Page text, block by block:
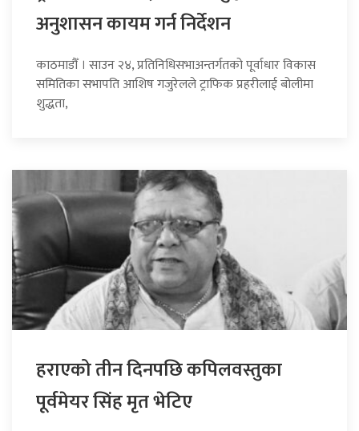
अनुशासन कायम गर्न निर्देशन
काठमाडौँ । साउन २४, प्रतिनिधिसभाअन्तर्गतको पूर्वाधार विकास
समितिका सभापति आशिष गजुरेलले ट्राफिक प्रहरीलाई बोलीमा
शुद्धता,
हराएको तीन दिनपछि कपिलवस्तुका
पूर्वमेयर सिंह मृत भेटिए